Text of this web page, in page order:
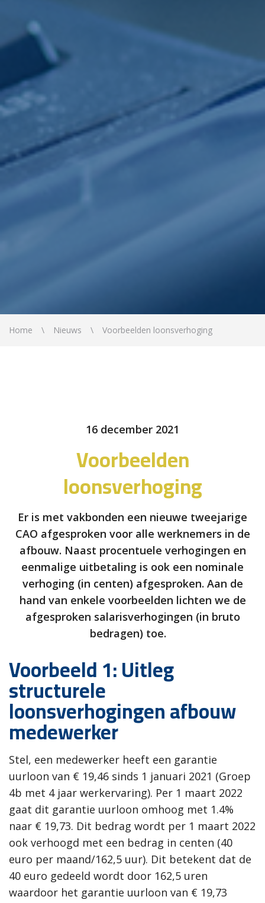
Home Nieuws Voorbeelden loonsverhoging
16 december 2021
Voorbeelden
loonsverhoging
Er is met vakbonden een nieuwe tweejarige
CAO afgesproken voor alle werknemers in de
afbouw. Naast procentuele verhogingen en
eenmalige uitbetaling is ook een nominale
verhoging (in centen) afgesproken. Aan de
hand van enkele voorbeelden lichten we de
afgesproken salarisverhogingen (in bruto
bedragen) toe.
Voorbeeld 1: Uitleg
structurele
loonsverhogingen afbouw
medewerker
Stel, een medewerker heeft een garantie
uurloon van € 19,46 sinds 1 januari 2021 (Groep
4b met 4 jaar werkervaring). Per 1 maart 2022
gaat dit garantie uurloon omhoog met 1.4%
naar € 19,73. Dit bedrag wordt per 1 maart 2022
ook verhoogd met een bedrag in centen (40
euro per maand/162,5 uur). Dit betekent dat de
40 euro gedeeld wordt door 162,5 uren
waardoor het garantie uurloon van € 19,73